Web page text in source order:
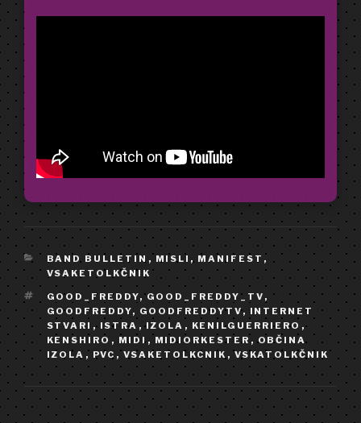
CATEGORIES
BAND BULLETIN , MISLI, MANIFEST ,
VSAKETOLKČNIK
TAGS
GOOD_FREDDY,GOOD_FREDDY_TV ,
GOODFREDDY, GOODFREDDYTV, INTERNET
STVARI , ISTRA ,IZOLA , KENILGUERRIERO ,
KENSHIRO , MIDI , MIDIORKESTER ,OBČINA
IZOLA , PVC ,VSAKETOLKCNIK ,VSKATOLKČNIK